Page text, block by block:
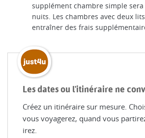
supplément chambre simple
nuits. Les chambres avec deux
entraîner des frais
Les dates ou l'itinéraire ne
Créez un itinéraire sur mesure.
vous voyagerez, quand vous
irez.